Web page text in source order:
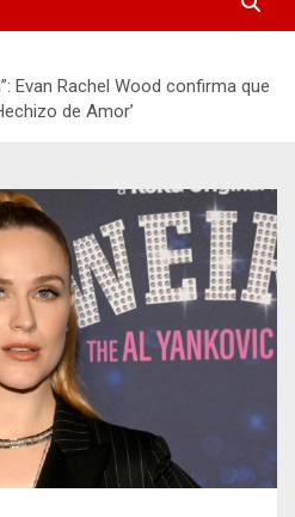
Evan Rachel Wood confirma que
de Amor’